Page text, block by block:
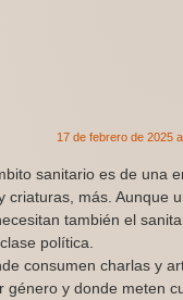
17 de febrero de 2025
sanitario es de una
criaturas, más. Aunque
también el
política.
consumen charlas y
género y donde meten